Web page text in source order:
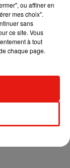
single le plus
leur
ou affiner en
mes choix".
sans
ce site. Vous
à tout
chaque page.